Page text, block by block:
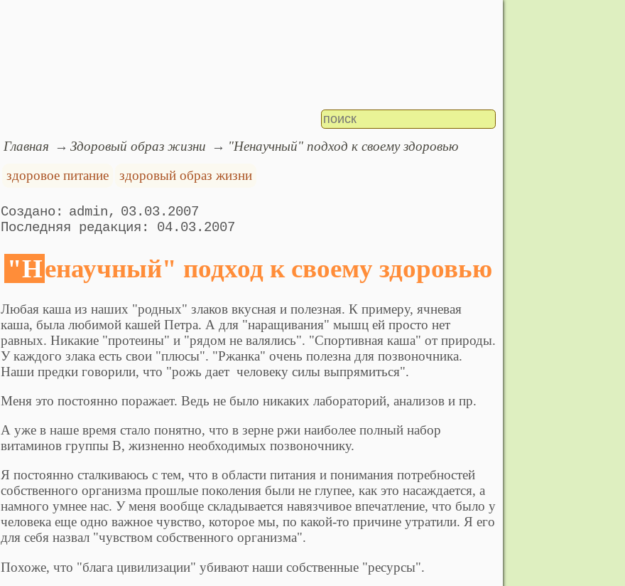
Главная Здоровый образ жизни
"Ненаучный" подход к своему здоровью
здоровое питание
здоровый образ жизни
admin
03.03.2007
04.03.2007
"Ненаучный" подход к своему здоровью
Любая каша из наших "родных" злаков вкусная и полезная. К примеру, ячневая
каша, была любимой кашей Петра. А для "наращивания" мышц ей просто нет
равных. Никакие "протеины" и "рядом не валялись". "Спортивная каша" от природы.
У каждого злака есть свои "плюсы". "Ржанка" очень полезна для позвоночника.
Наши предки говорили, что "рожь дает человеку силы выпрямиться".
Меня это постоянно поражает. Ведь не было никаких лабораторий, анализов и пр.
А уже в наше время стало понятно, что в зерне ржи наиболее полный набор
витаминов группы В, жизненно необходимых позвоночнику.
Я постоянно сталкиваюсь с тем, что в области питания и понимания потребностей
собственного организма прошлые поколения были не глупее, как это насаждается, а
намного умнее нас. У меня вообще складывается навязчивое впечатление, что было у
человека еще одно важное чувство, которое мы, по какой-то причине утратили. Я его
для себя назвал "чувством собственного организма".
Похоже, что "блага цивилизации" убивают наши собственные "ресурсы".